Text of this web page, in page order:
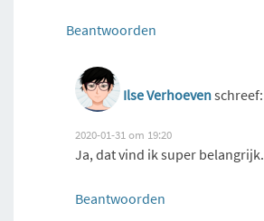
Beantwoorden
Ilse Verhoevenschreef:
2020-01-31 om 19:20
Ja, dat vind ik super belangrijk.
Beantwoorden